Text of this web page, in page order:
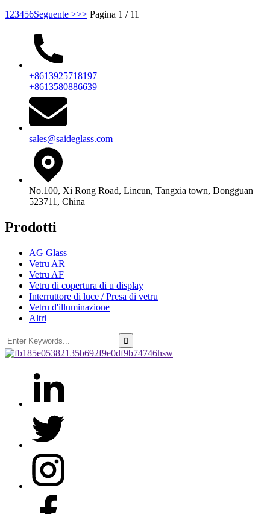
1 23456Seguente >>> Pagina 1 / 11
+8613925718197
+8613580886639
sales@saideglass.com
No.100, Xi Rong Road, Lincun, Tangxia town, Dongguan
523711, China
Prodotti
AG Glass
Vetru AR
Vetru AF
Vetru di copertura di u display
Interruttore di luce / Presa di vetru
Vetru d'illuminazione
Altri